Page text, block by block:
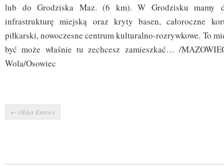
lub do Grodziska Maz. (6 km). W Grodzisku mamy
infrastrukturę miejską oraz kryty basen, całoroczne
piłkarski, nowoczesne centrum kulturalno-rozrywkowe. To
być może właśnie tu zechcesz zamieszkać… /
Wola/Osowiec
← Older Entries